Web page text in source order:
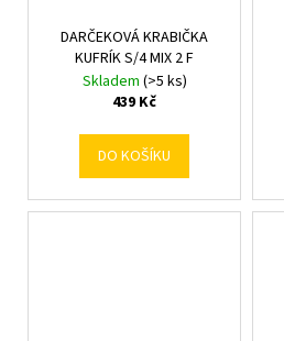
DARČEKOVÁ KRABIČKA
KUFRÍK S/4 MIX 2 F
Skladem (>5 ks)
439 Kč
DO KOŠÍKU